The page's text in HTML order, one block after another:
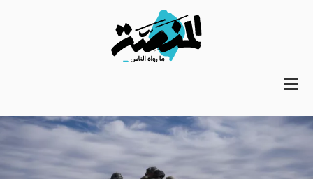
Main
Secondary
Navigation